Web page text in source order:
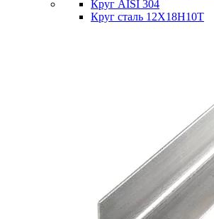
Круг AISI 304
Круг сталь 12Х18Н10Т